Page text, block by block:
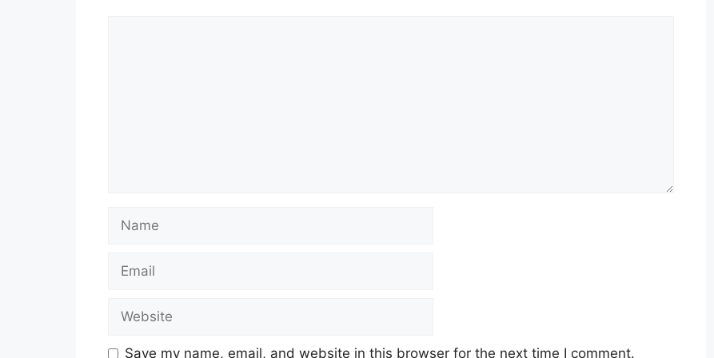
Save my name, email, and website in this browser for the next time I comment.